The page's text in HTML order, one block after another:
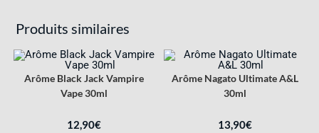
Produits similaires
Arôme Black Jack Vampire
Vape 30ml
12,90€
Arôme Nagato Ultimate A&L
30ml
13,90€